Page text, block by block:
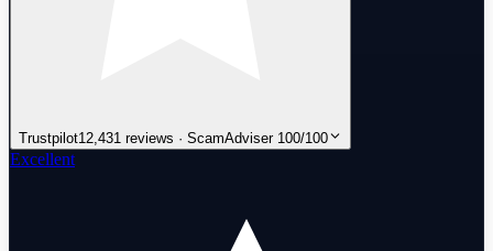
Trustpilot12,431 reviews · ScamAdviser 100/100
Excellent